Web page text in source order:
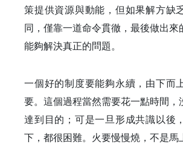
策提供資源與動能，但如果解方缺
同，僅靠一道命令貫徹，最後做出來
能夠解決真正的問題。
一個好的制度要能夠永續，由下而
要。這個過程當然需要花一點時間，
達到目的；可是一旦形成共識以後
下，都很困難。火要慢慢燒，不是馬